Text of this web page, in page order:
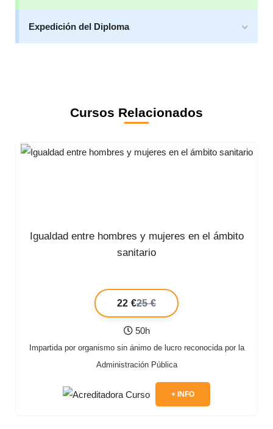
Expedición del Diploma
Cursos Relacionados
Igualdad entre hombres y mujeres en el ámbito
sanitario
22 €25 €
50h
Impartida por organismo sin ánimo de lucro reconocida por la
Administración Pública
+ INFO